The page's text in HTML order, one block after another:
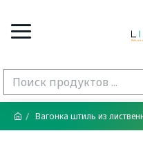
Вагонка штиль из